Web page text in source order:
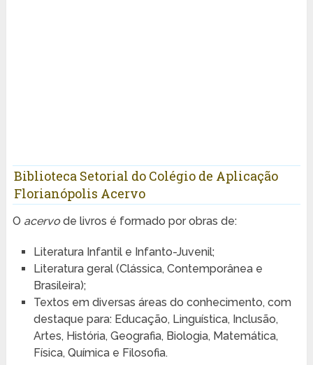
Biblioteca Setorial do Colégio de Aplicação
Florianópolis Acervo
O acervode livros é formado por obras de:
Literatura Infantil e Infanto-Juvenil;
Literatura geral (Clássica, Contemporânea e
Brasileira);
Textos em diversas áreas do conhecimento, com
destaque para: Educação, Linguística, Inclusão,
Artes, História, Geografia, Biologia, Matemática,
Física, Química e Filosofia.